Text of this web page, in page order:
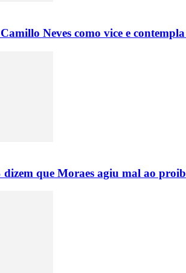
Neves como vice e
que Moraes agiu mal ao